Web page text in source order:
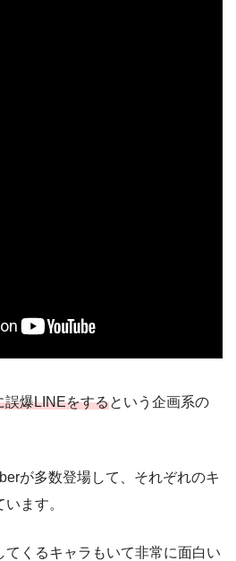
誤爆LINEをするという企画系の
が多数登場して、それぞれのキ
ます。
くるキャラもいて非常に面白い